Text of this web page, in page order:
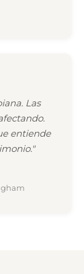
Las
entiende